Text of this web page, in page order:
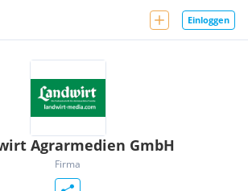
Einloggen
Agrarmedien GmbH
Firma